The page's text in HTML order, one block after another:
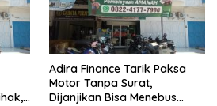
Adira Finance Tarik Paksa
Motor Tanpa Surat,
Dijanjikan Bisa Menebus